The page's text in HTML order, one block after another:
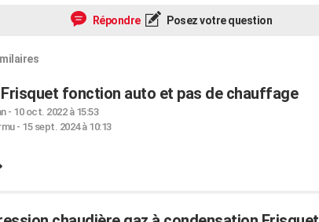
Répondre Posez votre question
Frisquet fonction auto et pas de chauffage
- 10 oct. 2022 à 15:53
- 15 sept. 2024 à 10:13